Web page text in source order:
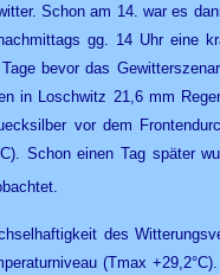
Schon am 14. war es
gg. 14 Uhr eine
bevor das
in Loschwitz 21,6 mm
vor dem
Schon einen Tag später
des
(Tmax